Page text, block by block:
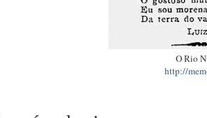
O Rio
http://